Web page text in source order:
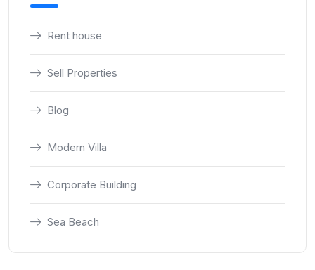
Rent house
Sell Properties
Blog
Modern Villa
Corporate Building
Sea Beach